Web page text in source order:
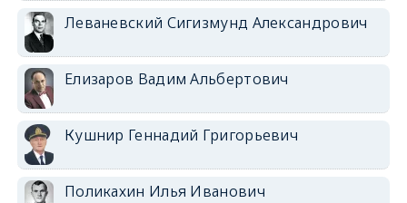
Леваневский Сигизмунд Александрович
Елизаров Вадим Альбертович
Кушнир Геннадий Григорьевич
Поликахин Илья Иванович